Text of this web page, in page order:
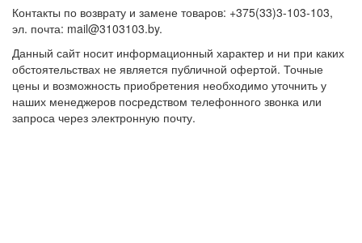
Контакты по возврату и замене товаров: +375(33)3-103-103,
эл. почта: mail@3103103.by.
Данный сайт носит информационный характер и ни при каких
обстоятельствах не является публичной офертой. Точные
цены и возможность приобретения необходимо уточнить у
наших менеджеров посредством телефонного звонка или
запроса через электронную почту.